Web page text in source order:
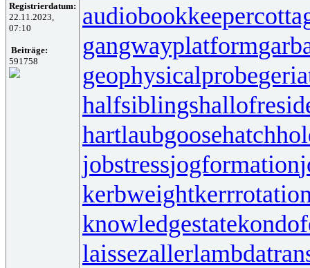
Registrierdatum:
22.11.2023,
07:10
Beiträge:
591758
audiobookkeeper
gangwayplatform
geophysicalprobe
halfsiblings
hartlaubgoose
jobstressjogformation
kerbweight
knowledgestate
laissezaller